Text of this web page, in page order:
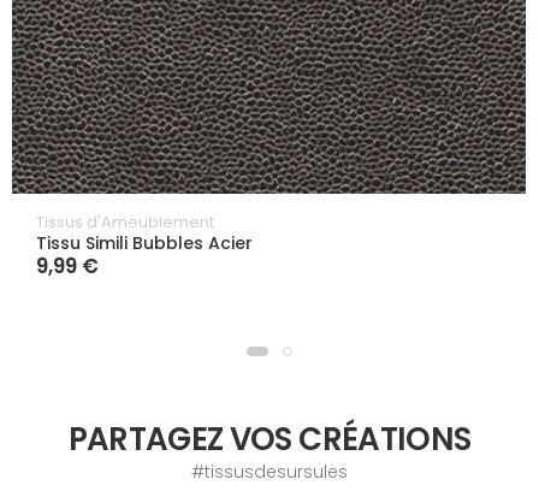
Tissus d'Ameublement
Tissu Simili Bubbles Acier
9,99 €
PARTAGEZ VOS CRÉATIONS
#tissusdesursules